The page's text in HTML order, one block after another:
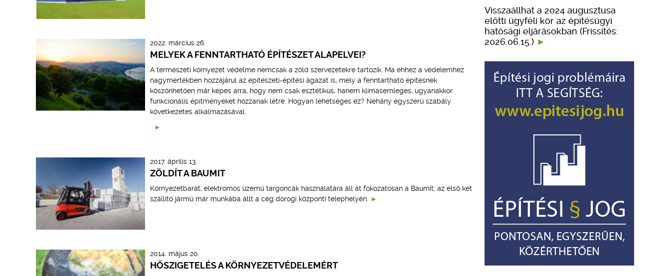
2022. március 26.
MELYEK A FENNTARTHATÓ ÉPÍTÉSZET ALAPELVEI?
A természeti környezet védelme nemcsak a zöld szervezetekre tartozik. Ma ehhez a védelemhez
nagymértékben hozzájárul az építészeti-építési ágazat is, mely a fenntartható építésnek
köszönhetően már képes arra, hogy nem csak esztétikus, hanem klímasemleges, ugyanakkor
funkcionális építményeket hozzanak létre. Hogyan lehetséges ez? Néhány egyszerű szabály
következetes alkalmazásával.
2017. április 13.
ZÖLDÍT A BAUMIT
Környezetbarát, elektromos üzemű targoncák használatára áll át fokozatosan a Baumit; az első két
szállító jármű már munkába állt a cég dorogi központi telephelyén.
2014. május 20.
HŐSZIGETELÉS A KÖRNYEZETVÉDELEMÉRT
Visszaállhat a 2024 augusztusa
előtti ügyféli kör az építésügyi
hatósági eljárásokban (Frissítés:
2026.06.15.)